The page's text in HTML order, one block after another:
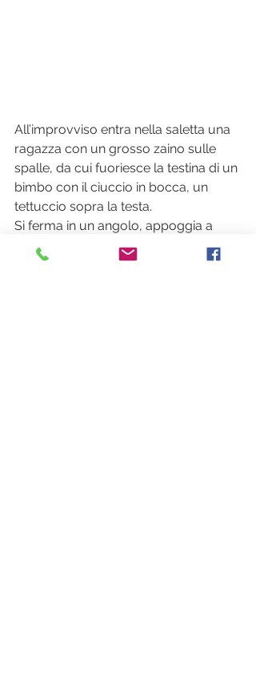
All’improvviso entra nella saletta una
ragazza con un grosso zaino sulle
spalle, da cui fuoriesce la testina di un
bimbo con il ciuccio in bocca, un
tettuccio sopra la testa.
Si ferma in un angolo, appoggia a
terra lo zaino, stacca il tettuccio, lei e
il piccolo seguono con attenzione le